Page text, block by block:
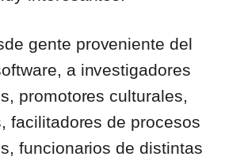
gente proveniente del
a investigadores
promotores culturales,
facilitadores de procesos
funcionarios de distintas